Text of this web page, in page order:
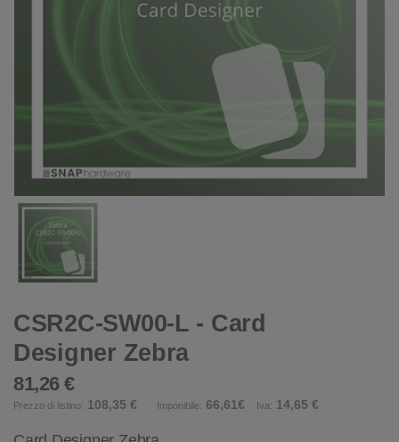
CSR2C-SW00-L - Card
Designer Zebra
81,26 €
Prezzo di listino: 108,35 € Imponibile: 66,61€ Iva: 14,65 €